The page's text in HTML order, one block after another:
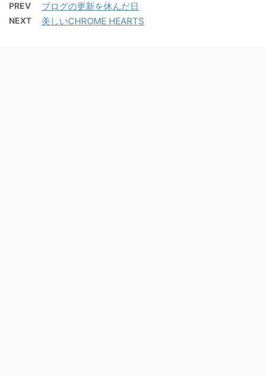
PREV ブログの更新を休んだ日
NEXT 美しいCHROME HEARTS